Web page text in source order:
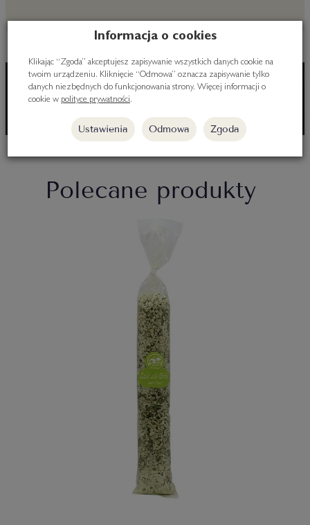
Polecane produkty
Informacja o cookies
Klikając “Zgoda” akceptujesz zapisywanie wszystkich danych cookie na
twoim urządzeniu. Kliknięcie “Odmowa” oznacza zapisywanie tylko
danych niezbędnych do funkcjonowania strony. Więcej informacji o
cookie w polityce prywatności.
Ustawienia Odmowa Zgoda